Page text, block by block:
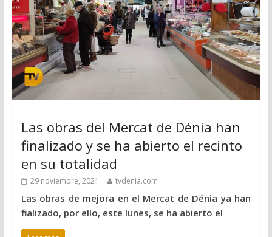
Las obras del Mercat de Dénia han
finalizado y se ha abierto el recinto
en su totalidad
29 noviembre, 2021 tvdenia.com
Las obras de mejora en el Mercat de Dénia ya han
finalizado, por ello, este lunes, se ha abierto el